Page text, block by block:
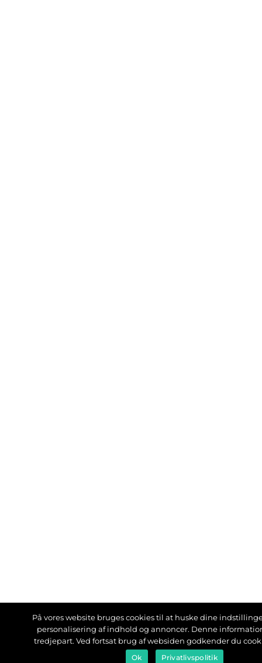
På vores website bruges cookies til at huske dine
personalisering af indhold og annoncer. Denne
tredjepart. Ved fortsat brug af websiden godkender du
Ok Privatlivspolitik